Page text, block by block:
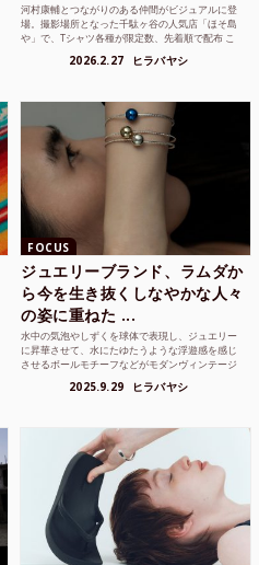
河村康輔とつながりのある仲間がビジュアルに登
場。撮影場所となった千駄ヶ谷の人気店「ほそ島
や」で、Tシャツ各種が限定数、先着順で配布 こ
2026.2.27 ヒラバヤシ
FOCUS
ジュエリーブランド、ラムダか
ら今を生き抜くしなやかな人々
の姿に重ねた ...
水中の気泡やしずくを球体で表現し、ジュエリー
に昇華させて、水にたゆたうような浮遊感を感じ
させるボールモチーフなどがモダンヴィンテージ
2025.9.29 ヒラバヤシ